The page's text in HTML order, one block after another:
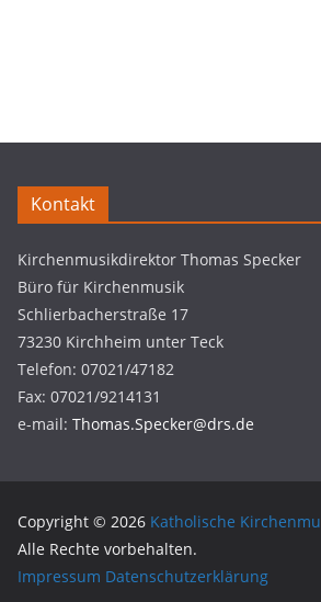
Kontakt
Kirchenmusikdirektor Thomas Specker
Büro für Kirchenmusik
Schlierbacherstraße 17
73230 Kirchheim unter Teck
Telefon: 07021/47182
Fax: 07021/9214131
e-mail: Thomas.Specker@drs.de
Copyright © 2026 Katholische
Alle Rechte vorbehalten.
Impressum Datenschutzerklärung